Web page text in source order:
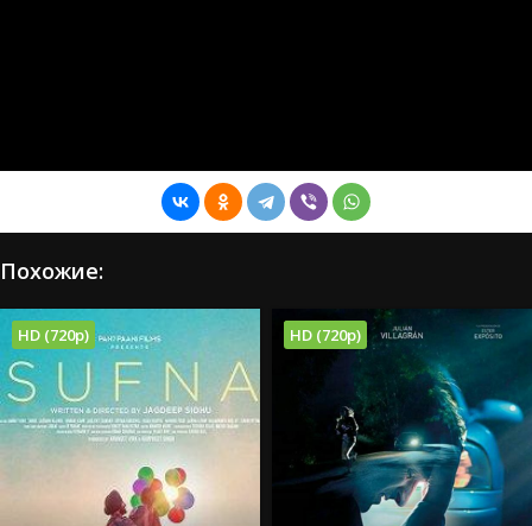
Похожие:
HD (720p) HD (720p)